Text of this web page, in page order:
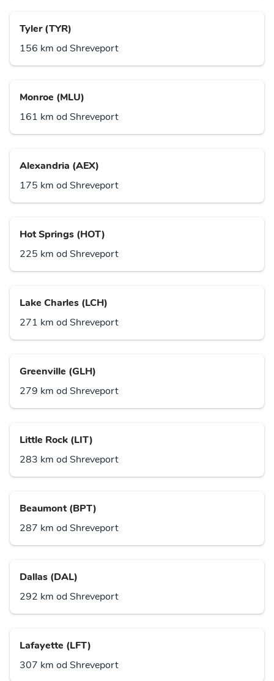
Tyler (TYR)
156 km od Shreveport
Monroe (MLU)
161 km od Shreveport
Alexandria (AEX)
175 km od Shreveport
Hot Springs (HOT)
225 km od Shreveport
Lake Charles (LCH)
271 km od Shreveport
Greenville (GLH)
279 km od Shreveport
Little Rock (LIT)
283 km od Shreveport
Beaumont (BPT)
287 km od Shreveport
Dallas (DAL)
292 km od Shreveport
Lafayette (LFT)
307 km od Shreveport